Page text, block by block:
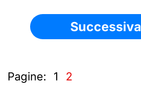
Successiva
Pagine: 1 2